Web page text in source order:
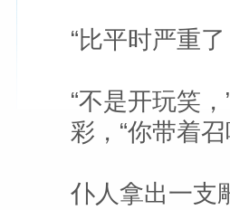
“比平时严重
“不是开玩笑
彩，“你带着
仆人拿出一支